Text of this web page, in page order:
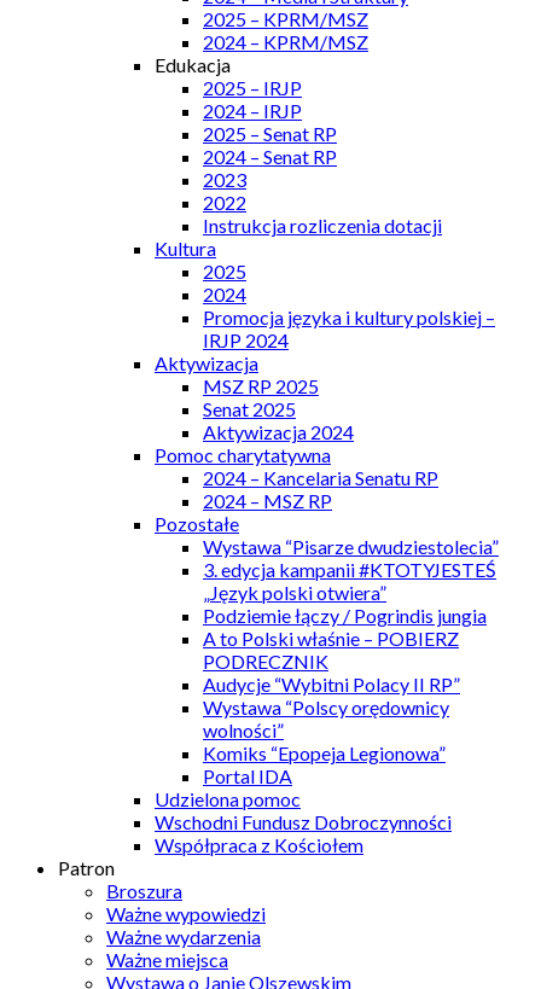
2025 – KPRM/MSZ
2024 – KPRM/MSZ
Edukacja
2025 – IRJP
2024 – IRJP
2025 – Senat RP
2024 – Senat RP
2023
2022
Instrukcja rozliczenia dotacji
Kultura
2025
2024
Promocja języka i kultury polskiej –
IRJP 2024
Aktywizacja
MSZ RP 2025
Senat 2025
Aktywizacja 2024
Pomoc charytatywna
2024 – Kancelaria Senatu RP
2024 – MSZ RP
Pozostałe
Wystawa “Pisarze dwudziestolecia”
3. edycja kampanii #KTOTYJESTEŚ
„Język polski otwiera”
Podziemie łączy / Pogrindis jungia
A to Polski właśnie – POBIERZ
PODRECZNIK
Audycje “Wybitni Polacy II RP”
Wystawa “Polscy orędownicy
wolności”
Komiks “Epopeja Legionowa”
Portal IDA
Udzielona pomoc
Wschodni Fundusz Dobroczynności
Współpraca z Kościołem
Patron
Broszura
Ważne wypowiedzi
Ważne wydarzenia
Ważne miejsca
Wystawa o Janie Olszewskim